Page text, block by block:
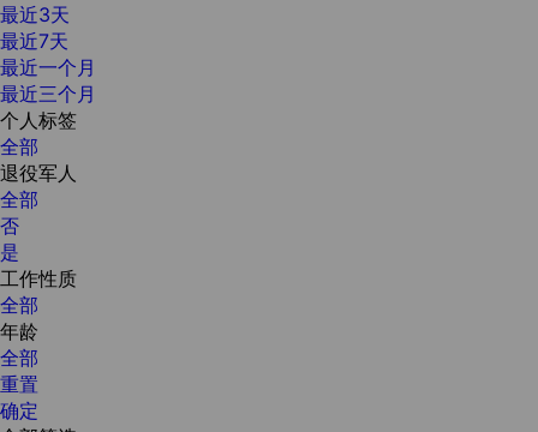
最近3天
最近7天
最近一个月
最近三个月
个人标签
全部
退役军人
全部
否
是
工作性质
全部
年龄
全部
重置
确定